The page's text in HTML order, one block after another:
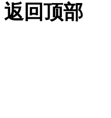
返回顶部